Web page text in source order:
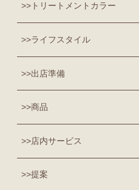
トリートメントカラー
ライフスタイル
出店準備
商品
店内サービス
提案